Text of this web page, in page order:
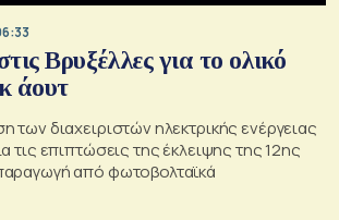
Βρυξέλλες για το ολικό
άουτ
των διαχειριστών ηλεκτρικής ενέργειας
τις επιπτώσεις της έκλειψης της 12ης
από φωτοβολταϊκά